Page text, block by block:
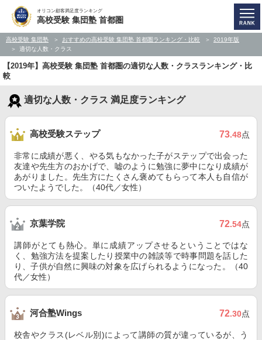
オリコン顧客満足度ランキング
高校受験 集団塾 首都圏
高校受験 集団塾 おすすめの高校受験 集団塾 首都圏ランキング・比較
2019年版
適切な人数・クラス
【2019年】高校受験 集団塾 首都圏の適切な人数・クラスランキング・比
較
適切な人数・クラス 満足度ランキング
高校受験ステップ 73.48点
非常に成績が悪く、やる気もなかった子がステップで出会った
友達や先生方のおかげで、嘘のように勉強に夢中になり成績が
あがりました。先生方にたくさん褒めてもらって本人も自信が
ついたようでした。（40代／女性）
京葉学院 72.54点
講師がとても熱心。単に成績アップさせるということではな
く、勉強方法を提案したり授業中の雑談等で時事問題を話した
り、子供が自然に興味の対象を広げられるようになった。（40
代／女性）
河合塾Wings 72.30点
校舎やクラス(レベル別)によって講師の質が違っているが、う